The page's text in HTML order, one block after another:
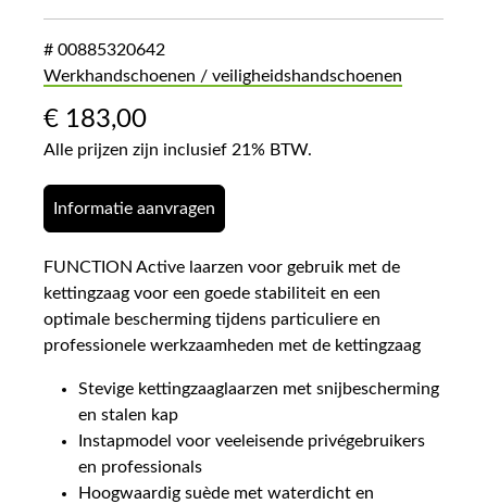
# 00885320642
Werkhandschoenen / veiligheidshandschoenen
€ 183,00
Alle prijzen zijn inclusief 21% BTW.
Informatie aanvragen
FUNCTION Active laarzen voor gebruik met de
kettingzaag voor een goede stabiliteit en een
optimale bescherming tijdens particuliere en
professionele werkzaamheden met de kettingzaag
Stevige kettingzaaglaarzen met snijbescherming
en stalen kap
Instapmodel voor veeleisende privégebruikers
en professionals
Hoogwaardig suède met waterdicht en